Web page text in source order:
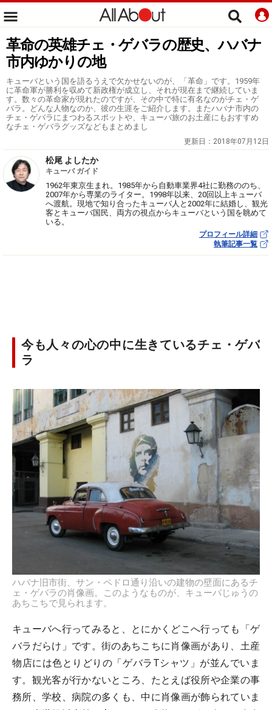
革命の英雄チェ・ゲバラの歴史、ハバナ
市内ゆかりの地
キューバという国を語るうえで欠かせないのが、「革命」です。1959年
に革命軍が勝利を収めて新政権が成立し、それが現在まで継続していま
す。数々の革命家が現れたのですが、その中で特に有名なのがチェ・ゲ
バラ。どんな人物なのか、彼の生涯をご紹介します。またハバナ市内の
チェ・ゲバラにまつわるスポットや、キューバ旅のお土産にもおすすめ
なチェ・ゲバラグッズなどもまとめまし
更新日： 2018年07月12日
松尾 よしたか
キューバ ガイド
1962年東京生まれ。1985年から自動車業界4社に勤務ののち、
2007年から専業のライター。1998年以来、20回以上キューバ
へ渡航。現地で知り合ったキューバ人と2002年に結婚し、観光
客とキューバ国民、両方の視点からキューバという国を眺めて
いる。
プロフィール詳細
執筆記事一覧
今も人々の心の中に生きているチェ・ゲバ
ラ
ハバナ旧市街、サン・ペドロ通り沿いの建物の壁面にあるチ
ェ・ゲバラの肖像画。このようなものが、キューバじゅうの
あちこちで見られます。
キューバへ行ってみると、とにかくどこへ行っても「ゲ
バラだらけ」です。街のあちこちに肖像画があり、土産
物店には色とりどりの「ゲバラTシャツ」が並んでいま
す。観光客が行かないところ、たとえば役所や企業の事
務所、学校、病院の多くも、中に肖像画が飾られていま